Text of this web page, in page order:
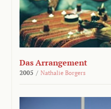
Das Arrangement
2005 / Nathalie Borgers